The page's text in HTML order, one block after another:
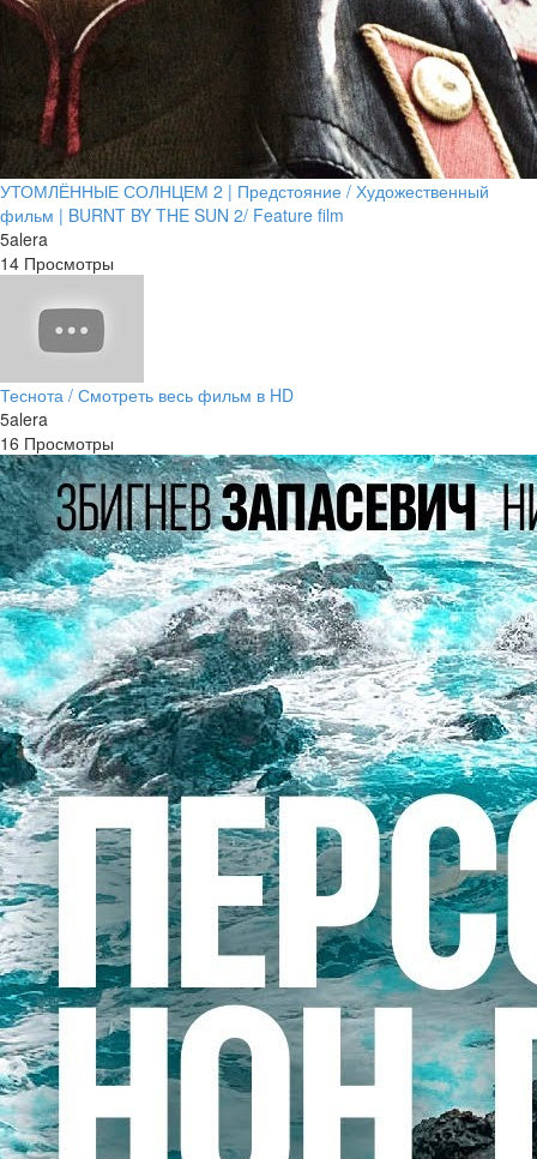
УТОМЛЁННЫЕ СОЛНЦЕМ 2 | Предстояние / Художественный
фильм | BURNT BY THE SUN 2/ Feature film
5alera
14 Просмотры
Теснота / Смотреть весь фильм в HD
5alera
16 Просмотры